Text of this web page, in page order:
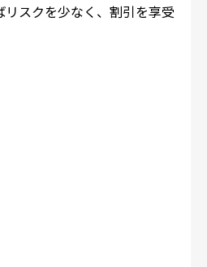
リスクを少なく、割引を享受